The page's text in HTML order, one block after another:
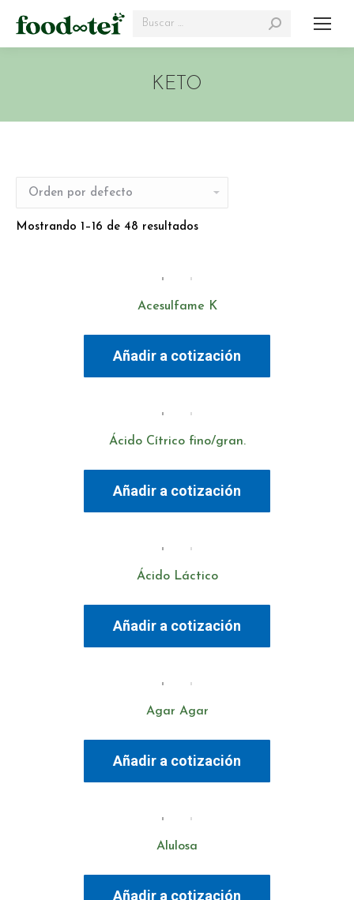
Search:
KETO
Mostrando 1–16 de 48 resultados
Acesulfame K
Añadir a cotización
Ácido Cítrico fino/gran.
Añadir a cotización
Ácido Láctico
Añadir a cotización
Agar Agar
Añadir a cotización
Alulosa
Añadir a cotización